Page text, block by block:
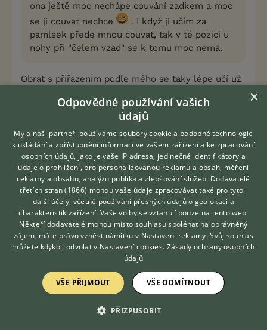
ona ještě moc nechápe couvání zadkem a moc
se ji couvat nechce
. I když ji učím za
pamlsek přede mnou couvat, tak v té pozici u
nohy při "čelem vzad" se k tomu moc nemá.
Obrat s přiřazením podle mého se taky lépe učí už
precizně to couvání a pak až stáčet ..... "od čumáku
0
Kvalitní příspěvek
Nahlásit
Citovat
marcelaamax 12.2.2019 11:41
Ruzena_Ruzova napsal(a):
Obrat s přiřazením podle mého se taky lépe učí
Nebo nejdřív naučit štěně
precizně to couvání a pak až stáčet ..... "od
čumáku na očičko"
Hledáte zvířecího kamaráda?
Zdarma vám poradí
VETERINÁŘ ONLINE
KONZULTOVAT S
VETERINÁŘEM
×
Odpovědné používání vašich
údajů
My a naši partneři používáme soubory cookie a podobné technologie
k ukládání a zpřístupnění informací ve vašem zařízení a ke zpracování
osobních údajů, jako je vaše IP adresa, jedinečné identifikátory a
údaje o prohlížení, pro personalizovanou reklamu a obsah, měření
reklamy a obsahu, analýzu publika a zlepšování služeb. Dodavatelé
třetích stran (1866) mohou vaše údaje zpracovávat také pro tyto i
další účely, včetně používání přesných údajů o geolokaci a
charakteristik zařízení. Vaše volby se vztahují pouze na tento web.
Někteří dodavatelé mohou místo souhlasu spoléhat na oprávněný
zájem; máte právo vznést námitku v Nastavení reklamy. Svůj souhlas
můžete kdykoli odvolat v Nastavení cookies. Zásady ochrany osobních
údajů
VŠE PŘIJMOUT VŠE ODMÍTNOUT
PŘIZPŮSOBIT